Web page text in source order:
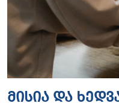
მისია და